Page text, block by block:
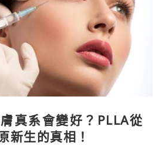
真系會變好？PLLA從
新生的真相！